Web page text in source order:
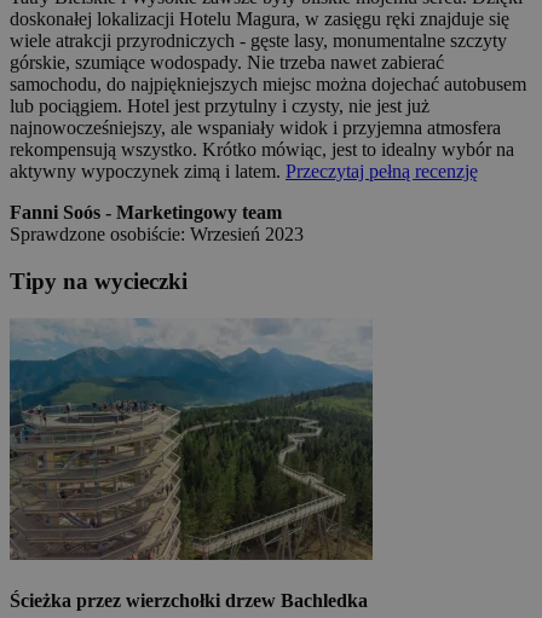
doskonałej lokalizacji Hotelu Magura, w zasięgu ręki znajduje się
wiele atrakcji przyrodniczych - gęste lasy, monumentalne szczyty
górskie, szumiące wodospady. Nie trzeba nawet zabierać
samochodu, do najpiękniejszych miejsc można dojechać autobusem
lub pociągiem. Hotel jest przytulny i czysty, nie jest już
najnowocześniejszy, ale wspaniały widok i przyjemna atmosfera
rekompensują wszystko. Krótko mówiąc, jest to idealny wybór na
aktywny wypoczynek zimą i latem. Przeczytaj pełną recenzję
Fanni Soós - Marketingowy team
Sprawdzone osobiście: Wrzesień 2023
Tipy na wycieczki
Ścieżka przez wierzchołki drzew Bachledka